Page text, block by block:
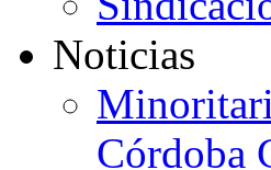
Noticias
Córdoba